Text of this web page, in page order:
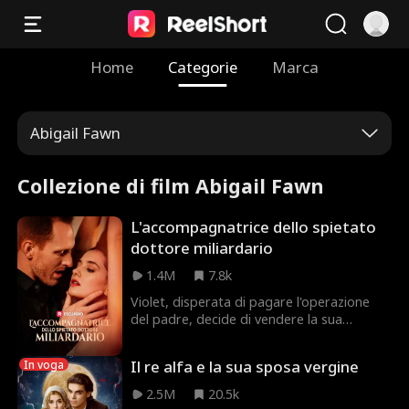
Home Categorie Marca
Abigail Fawn
Collezione di film Abigail Fawn
L'accompagnatrice dello spietato
dottore miliardario
1.4M
7.8k
Violet, disperata di pagare l'operazione
del padre, decide di vendere la sua
condividono una notte intensa e
indimenticabile, Dax si scopre attratto da
In voga Il re alfa e la sua sposa vergine
2.5M
20.5k